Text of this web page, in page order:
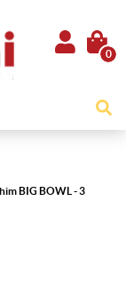
0
BIG BOWL - 3